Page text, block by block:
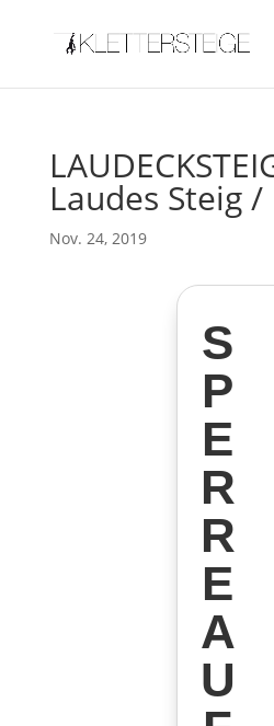
Laudes Steig /
Nov. 24, 2019
S
P
E
R
R
E
A
U